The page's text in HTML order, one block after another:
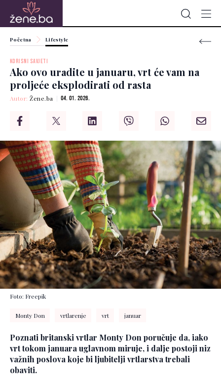
Početna Lifestyle
KORISNI SAVJETI
Ako ovo uradite u januaru, vrt će vam na
proljeće eksplodirati od rasta
Autor:Žene.ba 04. 01. 2026.
Foto: Freepik
Monty Don vrtlarenje vrt januar
Poznati britanski vrtlar Monty Don poručuje da, iako
vrt tokom januara uglavnom miruje, i dalje postoji niz
važnih poslova koje bi ljubitelji vrtlarstva trebali
obaviti.